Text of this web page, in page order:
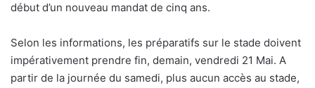
début d’un nouveau mandat de cinq ans.
Selon les informations, les préparatifs sur le stade doivent
impérativement prendre fin, demain, vendredi 21 Mai. A
partir de la journée du samedi, plus aucun accès au stade,